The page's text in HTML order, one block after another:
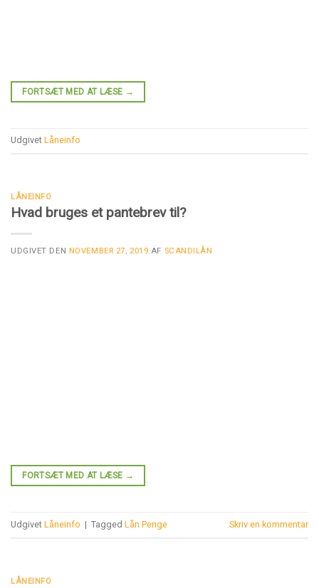
FORTSÆT MED AT LÆSE →
Udgivet Låneinfo
LÅNEINFO
Hvad bruges et pantebrev til?
UDGIVET DEN NOVEMBER 27, 2019 AF SCANDILÅN
FORTSÆT MED AT LÆSE →
Udgivet Låneinfo | Tagged Lån Penge Skriv en kommentar
LÅNEINFO